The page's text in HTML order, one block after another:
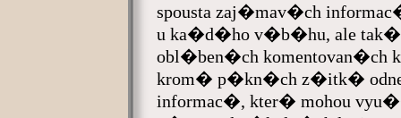
spousta zaj�mav�ch
u ka�d�ho v�b�hu, ale
obl�ben�ch
krom� p�kn�ch z�itk�
informac�, kter� mohou